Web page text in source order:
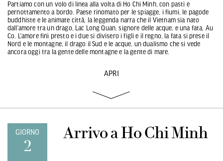
Partiamo con un volo di linea alla volta di Ho Chi Minh, con pasti e
pernottamento a bordo. Paese rinomato per le spiagge, i fiumi, le pagode
buddhiste e le animate città, la leggenda narra che il Vietnam sia nato
dall’amore tra un drago, Lac Long Quan, signore delle acque, e una fata, Au
Co. L’amore finì presto e i due si divisero i figli e il regno, la fata si prese il
Nord e le montagne, il drago il Sud e le acque, un dualismo che si vede
ancora oggi tra la gente delle montagne e la gente di mare.
APRI
GIORNO
2
Arrivo a Ho Chi Minh